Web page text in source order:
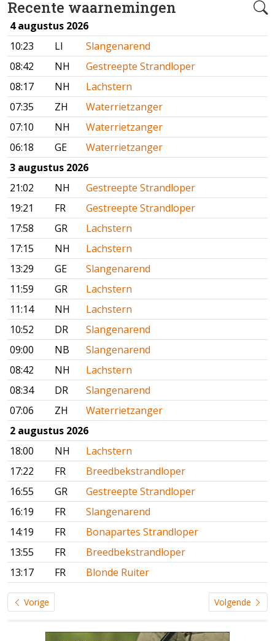
Recente waarnemingen
4 augustus 2026
10:23
LI
Slangenarend
08:42
NH
Gestreepte Strandloper
08:17
NH
Lachstern
07:35
ZH
Waterrietzanger
07:10
NH
Waterrietzanger
06:18
GE
Waterrietzanger
3 augustus 2026
21:02
NH
Gestreepte Strandloper
19:21
FR
Gestreepte Strandloper
17:58
GR
Lachstern
17:15
NH
Lachstern
13:29
GE
Slangenarend
11:59
GR
Lachstern
11:14
NH
Lachstern
10:52
DR
Slangenarend
09:00
NB
Slangenarend
08:42
NH
Lachstern
08:34
DR
Slangenarend
07:06
ZH
Waterrietzanger
2 augustus 2026
18:00
NH
Lachstern
17:22
FR
Breedbekstrandloper
16:55
GR
Gestreepte Strandloper
16:19
FR
Slangenarend
14:19
FR
Bonapartes Strandloper
13:55
FR
Breedbekstrandloper
13:17
FR Blonde Ruiter
Vorige Volgende